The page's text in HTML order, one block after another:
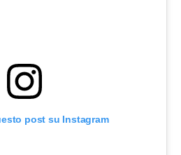
post su Instagram